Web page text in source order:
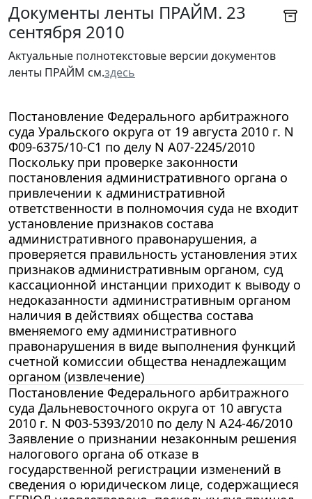
Документы ленты ПРАЙМ. 23
сентября 2010
Актуальные полнотекстовые версии документов
ленты ПРАЙМ см.здесь
Постановление Федерального арбитражного
суда Уральского округа от 19 августа 2010 г. N
Ф09-6375/10-С1 по делу N А07-2245/2010
Поскольку при проверке законности
постановления административного органа о
привлечении к административной
ответственности в полномочия суда не входит
установление признаков состава
административного правонарушения, а
проверяется правильность установления этих
признаков административным органом, суд
кассационной инстанции приходит к выводу о
недоказанности административным органом
наличия в действиях общества состава
вменяемого ему административного
правонарушения в виде выполнения функций
счетной комиссии общества ненадлежащим
органом (извлечение)
Постановление Федерального арбитражного
суда Дальневосточного округа от 10 августа
2010 г. N Ф03-5393/2010 по делу N А24-46/2010
Заявление о признании незаконным решения
налогового органа об отказе в
государственной регистрации изменений в
сведения о юридическом лице, содержащиеся